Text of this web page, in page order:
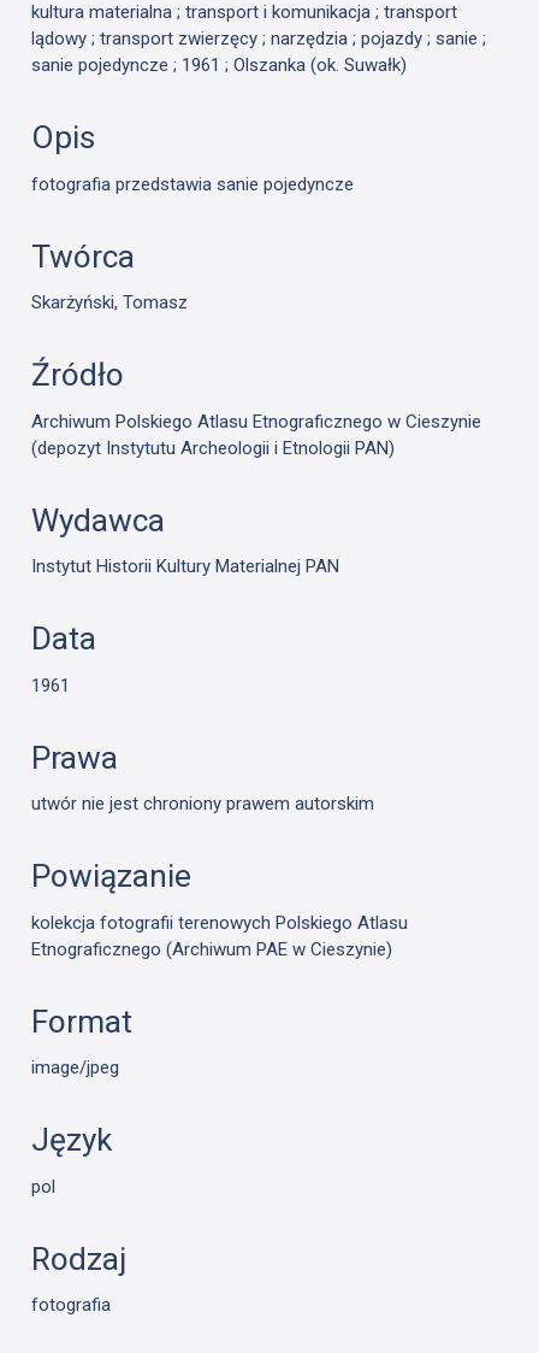
kultura materialna ; transport i komunikacja ; transport
lądowy ; transport zwierzęcy ; narzędzia ; pojazdy ; sanie ;
sanie pojedyncze ; 1961 ; Olszanka (ok. Suwałk)
Opis
fotografia przedstawia sanie pojedyncze
Twórca
Skarżyński, Tomasz
Źródło
Archiwum Polskiego Atlasu Etnograficznego w Cieszynie
(depozyt Instytutu Archeologii i Etnologii PAN)
Wydawca
Instytut Historii Kultury Materialnej PAN
Data
1961
Prawa
utwór nie jest chroniony prawem autorskim
Powiązanie
kolekcja fotografii terenowych Polskiego Atlasu
Etnograficznego (Archiwum PAE w Cieszynie)
Format
image/jpeg
Język
pol
Rodzaj
fotografia